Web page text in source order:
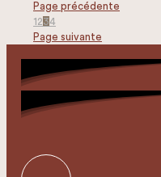
Page précédente
1 234
Page suivante